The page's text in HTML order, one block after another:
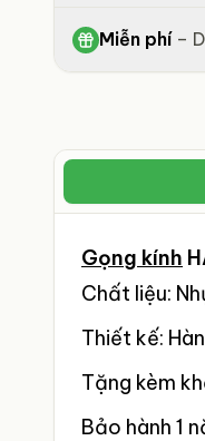
Miễn phí–
Gọng kính
Chất liệu:
Thiết kế:
Tặng kèm
Bảo hành 1